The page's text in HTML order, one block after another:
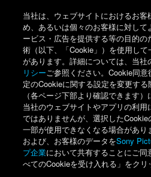
当社は、ウェブサイトにおけるお
め、あるいは個々のお客様に対し
ービス・広告を提供する等の目的
術（以下、「Cookie」）を使用し
があります。詳細については、当社
リシーご参照ください。Cookie同
定のCookieに関する設定を変更する
（各ページ下部より確認できます）
当社のウェブサイトやアプリの利
ではありませんが、選択した
一部が使用できなくなる場合があり
および、お客様のデータをSony
プ企業において共有することにご
べてのCookieを受け入れる」をクリ